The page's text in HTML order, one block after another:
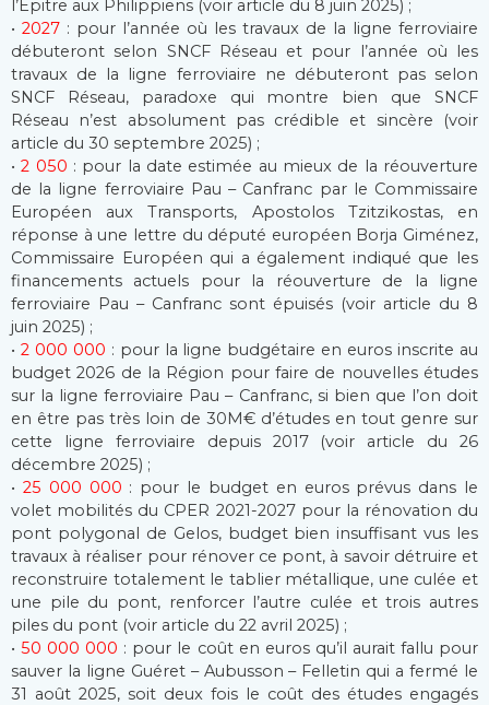
l’Epitre aux Philippiens (voir article du 8 juin 2025) ;
• 2027 : pour l’année où les travaux de la ligne ferroviaire
débuteront selon SNCF Réseau et pour l’année où les
travaux de la ligne ferroviaire ne débuteront pas selon
SNCF Réseau, paradoxe qui montre bien que SNCF
Réseau n’est absolument pas crédible et sincère (voir
article du 30 septembre 2025) ;
•2 050 : pour la date estimée au mieux de la réouverture
de la ligne ferroviaire Pau – Canfranc par le Commissaire
Européen aux Transports, Apostolos Tzitzikostas, en
réponse à une lettre du député européen Borja Giménez,
Commissaire Européen qui a également indiqué que les
financements actuels pour la réouverture de la ligne
ferroviaire Pau – Canfranc sont épuisés (voir article du 8
juin 2025) ;
• 2 000 000 : pour la ligne budgétaire en euros inscrite au
budget 2026 de la Région pour faire de nouvelles études
sur la ligne ferroviaire Pau – Canfranc, si bien que l’on doit
en être pas très loin de 30M€ d’études en tout genre sur
cette ligne ferroviaire depuis 2017 (voir article du 26
décembre 2025) ;
• 25 000 000 : pour le budget en euros prévus dans le
volet mobilités du CPER 2021-2027 pour la rénovation du
pont polygonal de Gelos, budget bien insuffisant vus les
travaux à réaliser pour rénover ce pont, à savoir détruire et
reconstruire totalement le tablier métallique, une culée et
une pile du pont, renforcer l’autre culée et trois autres
piles du pont (voir article du 22 avril 2025) ;
•50 000 000 : pour le coût en euros qu’il aurait fallu pour
sauver la ligne Guéret – Aubusson – Felletin qui a fermé le
31 août 2025, soit deux fois le coût des études engagés